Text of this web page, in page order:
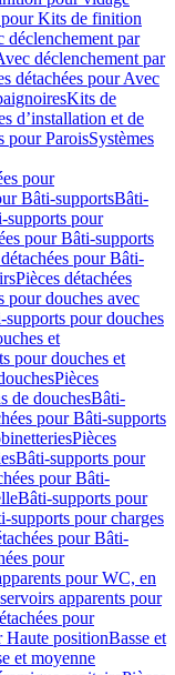
pour Kits de finition
déclenchement par
déclenchement par
détachées pour Avec
Kits de
d’installation et de
pour ParoisSystèmes
pour
Bâti-supportsBâti-
supports pour
pour Bâti-supports
pour Bâti-
Pièces détachées
pour douches avec
supports pour douches
et
pour douches et
Pièces
de douchesBâti-
pour Bâti-supports
Pièces
Bâti-supports pour
pour Bâti-
Bâti-supports pour
supports pour charges
pour Bâti-
pour
pour WC, en
apparents pour
pour
Haute positionBasse et
et moyenne